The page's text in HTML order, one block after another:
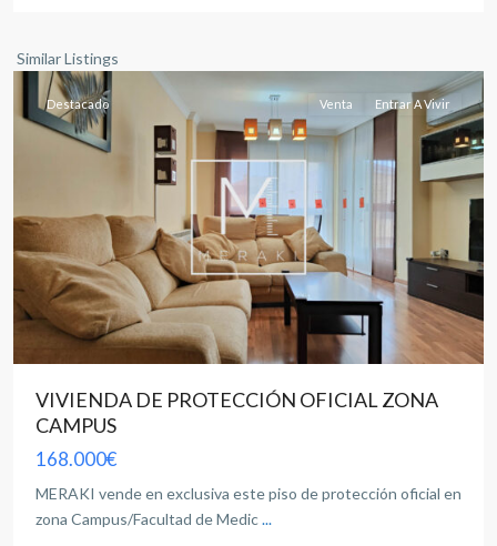
Similar Listings
capital
Destacado Venta Entrar A Vivir
VIVIENDA DE PROTECCIÓN OFICIAL ZONA
CAMPUS
168.000€
MERAKI vende en exclusiva este piso de protección oficial en
zona Campus/Facultad de Medic...